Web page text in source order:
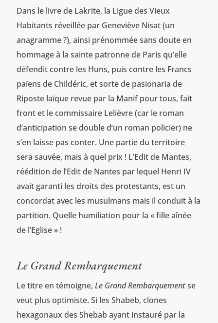
Dans le livre de Lakrite, la Ligue des Vieux
Habitants réveillée par Geneviève Nisat (un
anagramme ?), ainsi prénommée sans doute en
hommage à la sainte patronne de Paris qu’elle
défendit contre les Huns, puis contre les Francs
païens de Childéric, et sorte de pasionaria de
Riposte laïque revue par la Manif pour tous, fait
front et le commissaire Lelièvre (car le roman
d’anticipation se double d’un roman policier) ne
s’en laisse pas conter. Une partie du territoire
sera sauvée, mais à quel prix ! L’Edit de Mantes,
réédition de l’Edit de Nantes par lequel Henri IV
avait garanti les droits des protestants, est un
concordat avec les musulmans mais il conduit à la
partition. Quelle humiliation pour la « fille aînée
de l’Eglise » !
Le Grand Rembarquement
Le titre en témoigne, Le Grand Rembarquementse
veut plus optimiste. Si les Shabeb, clones
hexagonaux des Shebab ayant instauré par la